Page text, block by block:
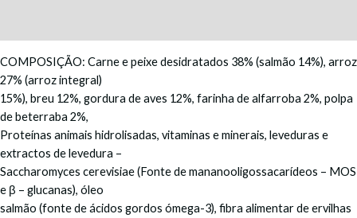
COMPOSIÇÃO: Carne e peixe desidratados 38% (salmão 14%), arroz
27% (arroz integral)
15%), breu 12%, gordura de aves 12%, farinha de alfarroba 2%, polpa
de beterraba 2%,
Proteínas animais hidrolisadas, vitaminas e minerais, leveduras e
extractos de levedura –
Saccharomyces cerevisiae (Fonte de mananooligossacarídeos – MOS
e β – glucanas), óleo
salmão (fonte de ácidos gordos ómega-3), fibra alimentar de ervilhas